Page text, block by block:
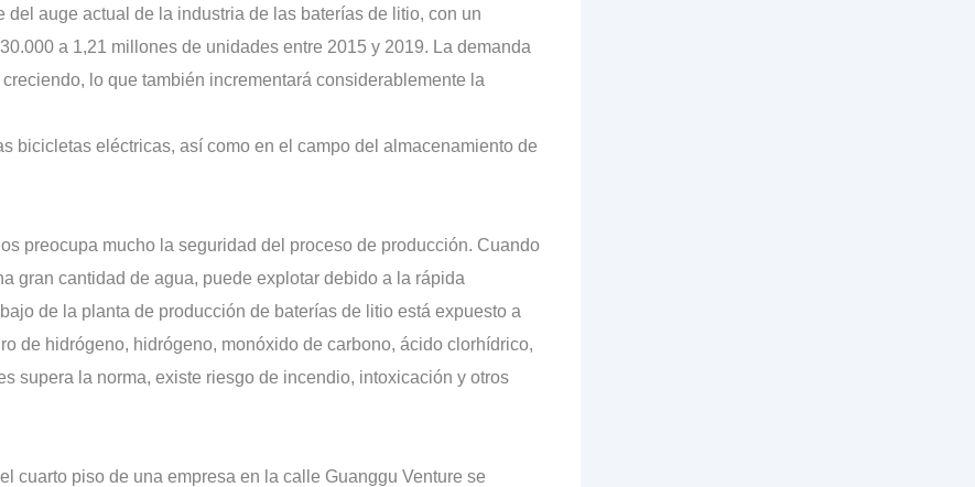
auge actual de la industria de las baterías de litio, con un
a 1,21 millones de unidades entre 2015 y 2019. La demanda
lo que también incrementará considerablemente la
bicicletas eléctricas, así como en el campo del almacenamiento de
preocupa mucho la seguridad del proceso de producción. Cuando
gran cantidad de agua, puede explotar debido a la rápida
de la planta de producción de baterías de litio está expuesto a
de hidrógeno, hidrógeno, monóxido de carbono, ácido clorhídrico,
supera la norma, existe riesgo de incendio, intoxicación y otros
cuarto piso de una empresa en la calle Guanggu Venture se